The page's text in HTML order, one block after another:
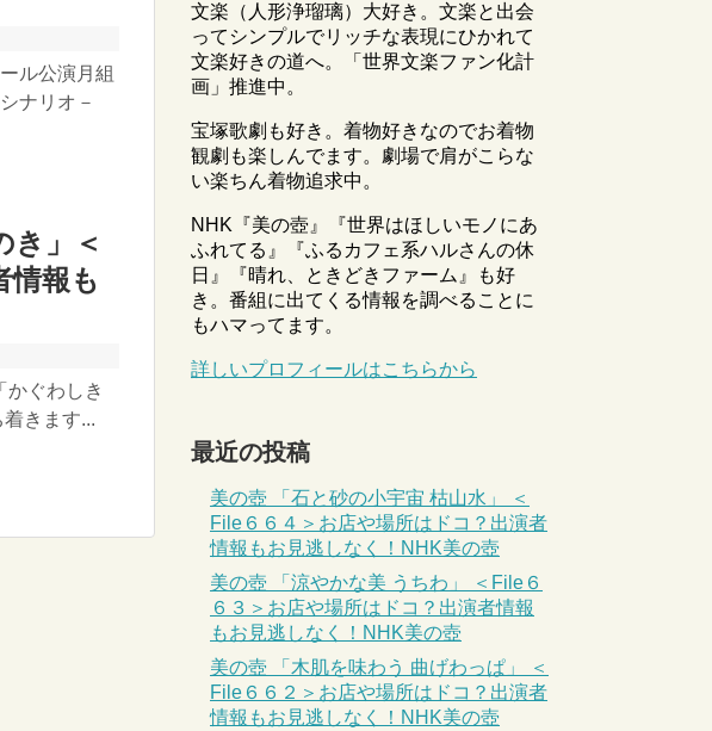
ル公演月組
ナリオ－
き」＜
情報も
かぐわしき
きます...
文楽（人形浄瑠璃）大好き。文楽と出会
ってシンプルでリッチな表現にひかれて
文楽好きの道へ。「世界文楽ファン化計
画」推進中。
宝塚歌劇も好き。着物好きなのでお着物
観劇も楽しんでます。劇場で肩がこらな
い楽ちん着物追求中。
NHK『美の壺』『世界はほしいモノにあ
ふれてる』『ふるカフェ系ハルさんの休
日』『晴れ、ときどきファーム』も好
き。番組に出てくる情報を調べることに
もハマってます。
詳しいプロフィールはこちらから
最近の投稿
美の壺 「石と砂の小宇宙 枯山水」 ＜
File６６４＞お店や場所はドコ？出演者
情報もお見逃しなく！NHK美の壺
美の壺 「涼やかな美 うちわ」 ＜File６
６３＞お店や場所はドコ？出演者情報
もお見逃しなく！NHK美の壺
美の壺 「木肌を味わう 曲げわっぱ」 ＜
File６６２＞お店や場所はドコ？出演者
情報もお見逃しなく！NHK美の壺